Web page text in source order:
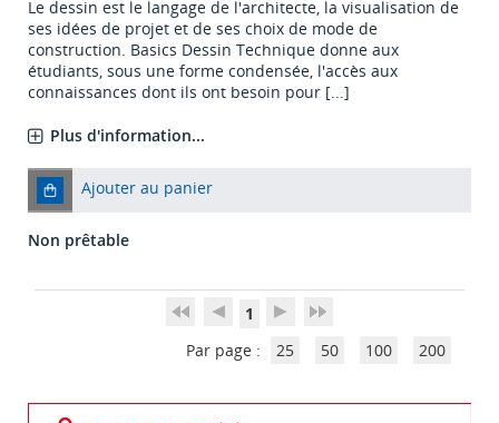
Le dessin est le langage de l'architecte, la visualisation de
ses idées de projet et de ses choix de mode de
construction. Basics Dessin Technique donne aux
étudiants, sous une forme condensée, l'accès aux
connaissances dont ils ont besoin pour [...]
Plus d'information...
Ajouter au panier
Non prêtable
1
Par page :
25 50 100 200